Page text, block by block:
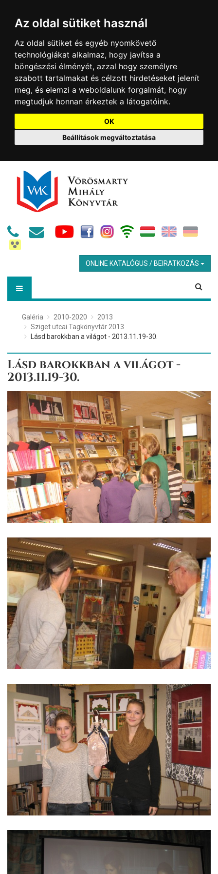
Az oldal sütiket használ
Az oldal sütiket és egyéb nyomkövető
technológiákat alkalmaz, hogy javítsa a
böngészési élményét, azzal hogy személyre
szabott tartalmakat és célzott hirdetéseket jelenít
meg, és elemzi a weboldalunk forgalmát, hogy
megtudjuk honnan érkeztek a látogatóink.
OK
Beállítások megváltoztatása
ONLINE KATALÓGUS / BEIRATKOZÁS
Galéria 2010-2020
2013
Sziget utcai Tagkönyvtár 2013
Lásd barokkban a világot - 2013.11.19-30.
Lásd barokkban a világot -
2013.11.19-30.